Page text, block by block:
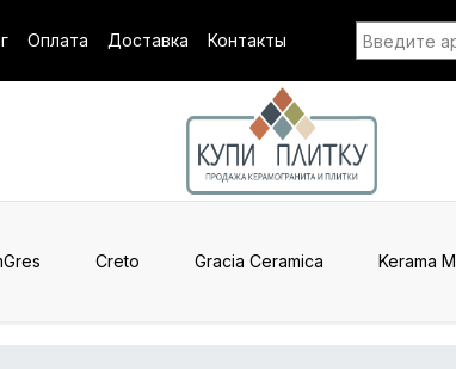
Оплата Доставка Контакты
Creto Gracia Ceramica Kerama